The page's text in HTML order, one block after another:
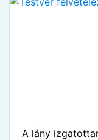
A lány